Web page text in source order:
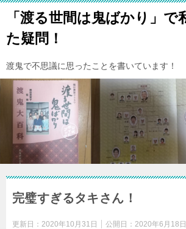
「渡る世間は鬼ばかり」で
た疑問！
渡鬼で不思議に思ったことを書いています！
完璧すぎるタキさん！
更新日： 2020年10月31日 公開日： 2020年6月18日